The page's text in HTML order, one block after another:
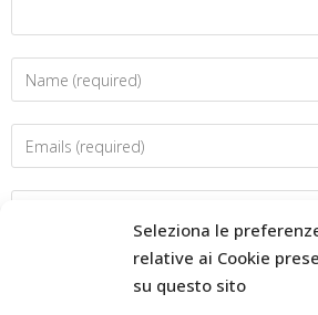
Seleziona le
relative ai Cookie
su questo sito
Salva il mio nome, email e sito web in